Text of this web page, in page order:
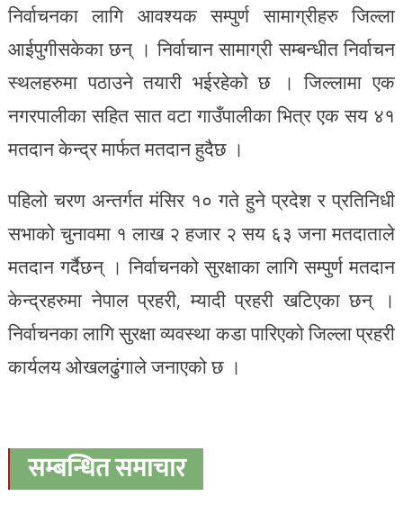
निर्वाचनका लागि आवश्यक सम्पुर्ण सामाग्रीहरु जिल्ला
आईपुगीसकेका छन् । निर्वाचान सामाग्री सम्बन्धीत निर्वाचन
स्थलहरुमा पठाउने तयारी भईरहेको छ । जिल्लामा एक
नगरपालीका सहित सात वटा गाउँपालीका भित्र एक सय ४१
मतदान केन्द्र मार्फत मतदान हुदैछ ।
पहिलो चरण अन्तर्गत मंसिर १० गते हुने प्रदेश र प्रतिनिधी
सभाको चुनावमा १ लाख २ हजार २ सय ६३ जना मतदाताले
मतदान गर्दैछन् । निर्वाचनको सुरक्षाका लागि सम्पुर्ण मतदान
केन्द्रहरुमा नेपाल प्रहरी, म्यादी प्रहरी खटिएका छन् ।
निर्वाचनका लागि सुरक्षा व्यवस्था कडा पारिएको जिल्ला प्रहरी
कार्यलय ओखलढुंगाले जनाएको छ ।
सम्बन्धित समाचार